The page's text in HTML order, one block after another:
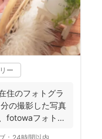
ー
住のフォトグラ
の撮影した写真
fotowaフォトグ